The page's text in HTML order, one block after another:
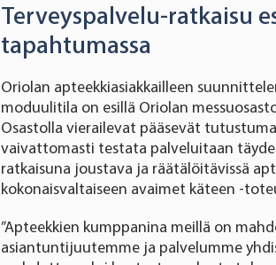
Terveyspalvelu-ratkaisu
tapahtumassa
Oriolan apteekkiasiakkailleen
moduulitila on esillä Oriolan
Osastolla vierailevat pääsevät
vaivattomasti testata palveluitaan
ratkaisuna joustava ja räätälöitävissä
kokonaisvaltaiseen avaimet käteen -
”Apteekkien kumppanina meillä on
asiantuntijuutemme ja palvelumme